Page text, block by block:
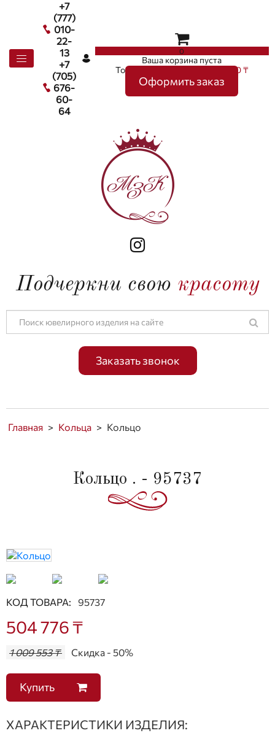
+7
(777)
010-
22-
13
+7
(705)
676-
60-
64
0
Ваша корзина пуста
Товаров в корзине
на сумму0 ₸
Оформить заказ
Подчеркни свою красоту
Заказать звонок
Главная > Кольца > Кольцо
Кольцо . - 95737
КОД ТОВАРА: 95737
504 776 ₸
1 009 553 ₸ Скидка - 50%
Купить
ХАРАКТЕРИСТИКИ ИЗДЕЛИЯ: